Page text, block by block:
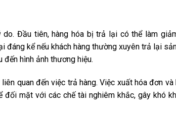
Đầu tiên, hàng hóa bị trả lại có thể làm
đáng kể nếu khách hàng thường xuyên trả lại
hình ảnh thương hiệu.
quan đến việc trả hàng. Việc xuất hóa đơn
đối mặt với các chế tài nghiêm khắc, gây khó